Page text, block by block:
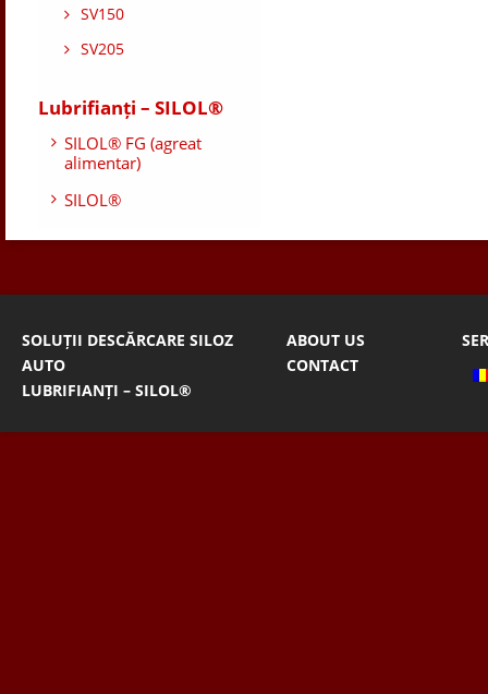
SV150
SV205
Lubrifianți – SILOL®
SILOL® FG (agreat
alimentar)
SILOL®
SOLUȚII DESCĂRCARE SILOZ
AUTO
LUBRIFIANȚI – SILOL®
ABOUT US
CONTACT